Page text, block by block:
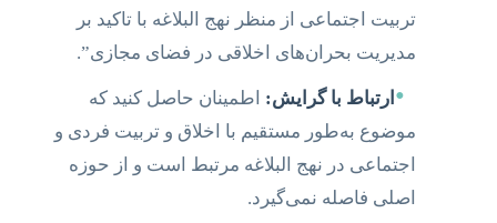
تربیت اجتماعی از منظر نهج البلاغه با تاکید بر
مدیریت بحران‌های اخلاقی در فضای مجازی”.
• ارتباط با گرایش: اطمینان حاصل کنید که
موضوع به‌طور مستقیم با اخلاق و تربیت فردی و
اجتماعی در نهج البلاغه مرتبط است و از حوزه
اصلی فاصله نمی‌گیرد.